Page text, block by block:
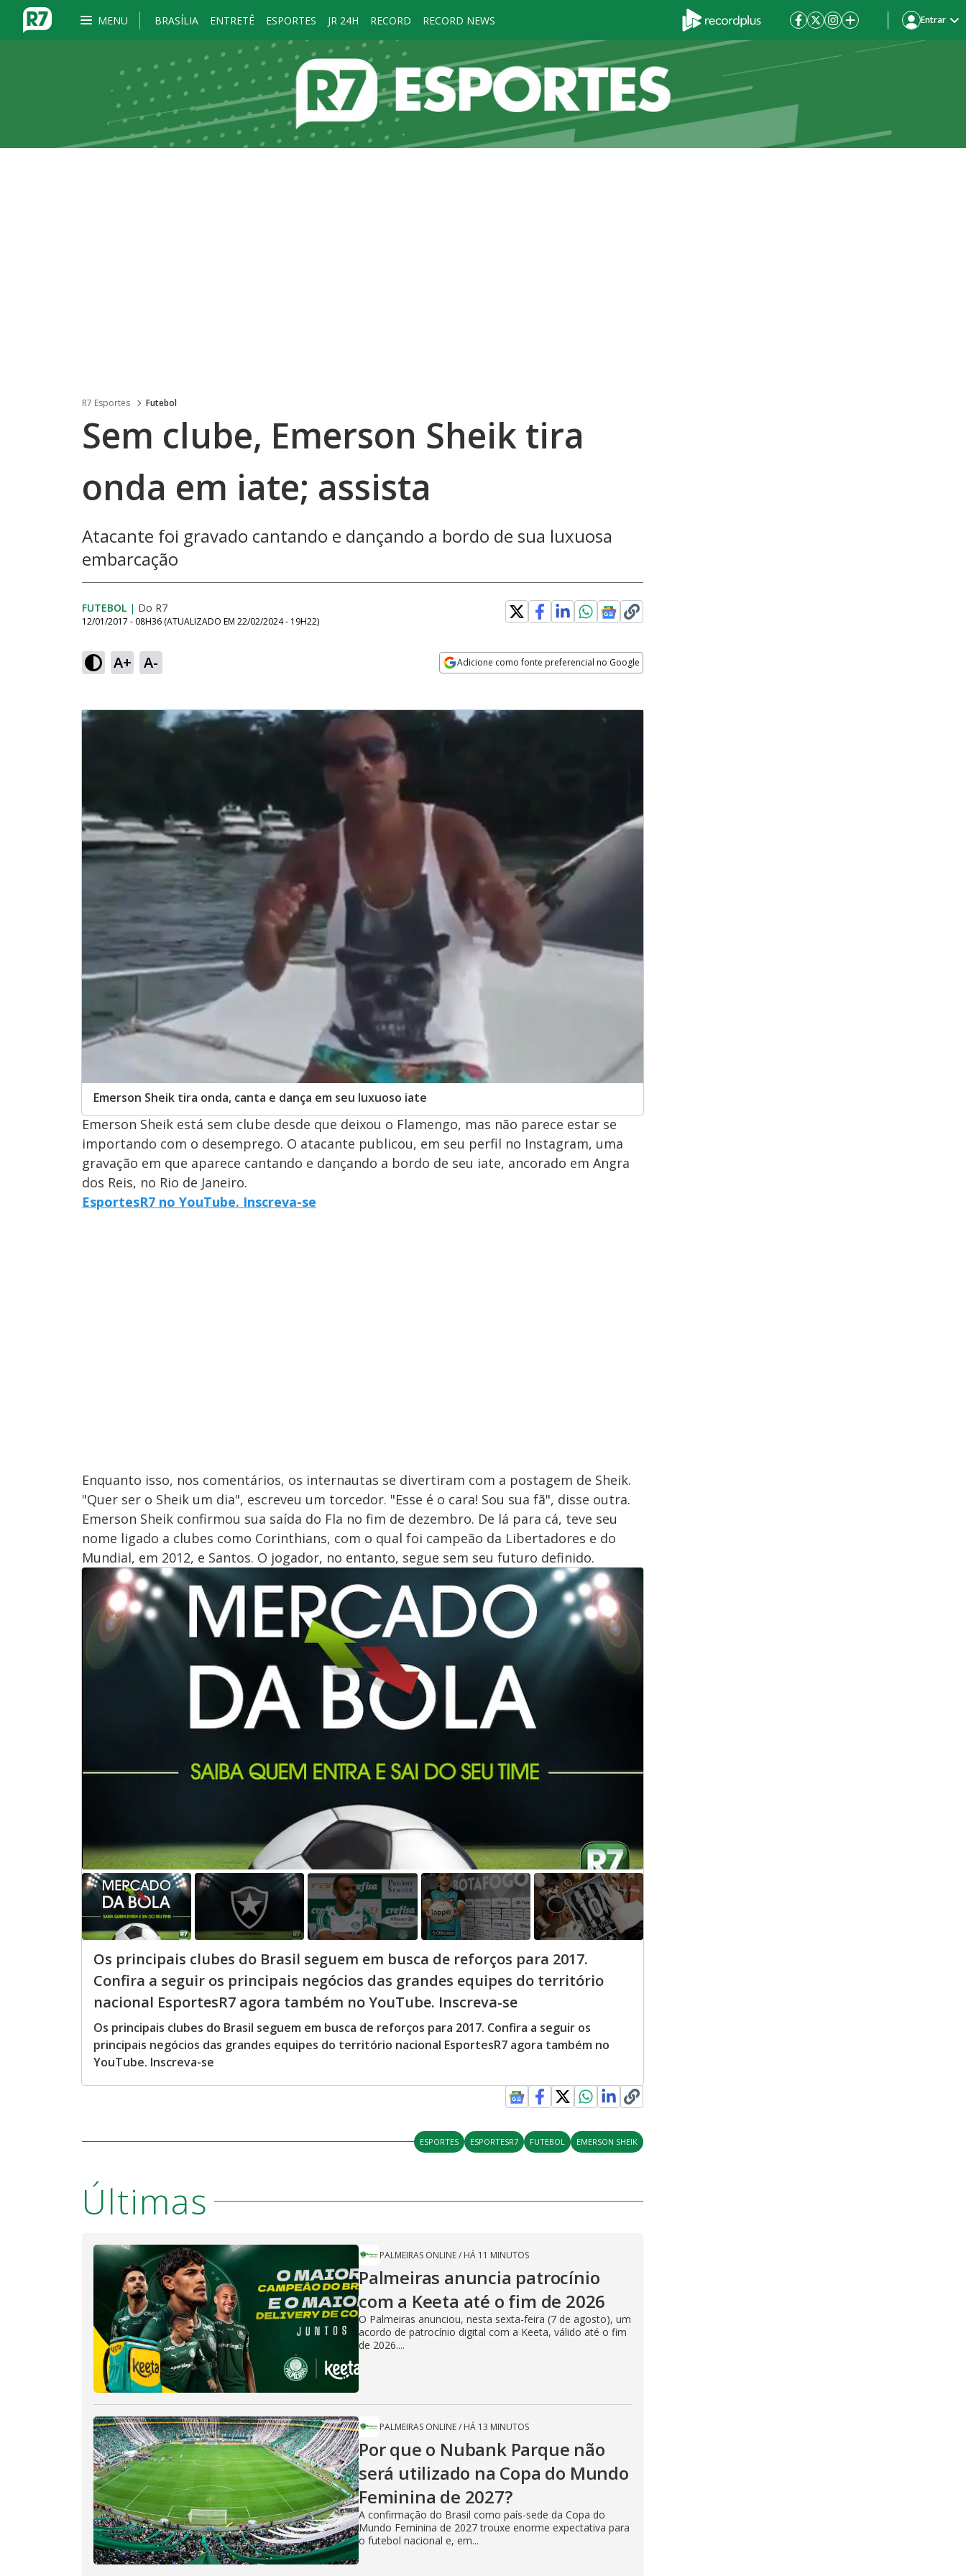
MENU BRASÍLIA ENTRETÊ ESPORTES JR 24H RECORD RECORD NEWS Entrar
R7 Esportes Futebol
Sem clube, Emerson Sheik tira
onda em iate; assista
Atacante foi gravado cantando e dançando a bordo de sua luxuosa
embarcação
FUTEBOL | Do R7
12/01/2017 - 08H36 (ATUALIZADO EM 22/02/2024 - 19H22)
A+ A- Adicione como fonte preferencial no Google
Emerson Sheik tira onda, canta e dança em seu luxuoso iate
Emerson Sheik está sem clube desde que deixou o Flamengo, mas não parece estar se
importando com o desemprego. O atacante publicou, em seu perfil no Instagram, uma
gravação em que aparece cantando e dançando a bordo de seu iate, ancorado em Angra
dos Reis, no Rio de Janeiro.
EsportesR7 no YouTube. Inscreva-se
Enquanto isso, nos comentários, os internautas se divertiram com a postagem de Sheik.
"Quer ser o Sheik um dia", escreveu um torcedor. "Esse é o cara! Sou sua fã", disse outra.
Emerson Sheik confirmou sua saída do Fla no fim de dezembro. De lá para cá, teve seu
nome ligado a clubes como Corinthians, com o qual foi campeão da Libertadores e do
Mundial, em 2012, e Santos. O jogador, no entanto, segue sem seu futuro definido.
Os principais clubes do Brasil seguem em busca de reforços para 2017.
Confira a seguir os principais negócios das grandes equipes do território
nacional EsportesR7 agora também no YouTube. Inscreva-se
Os principais clubes do Brasil seguem em busca de reforços para 2017. Confira a seguir os
principais negócios das grandes equipes do território nacional EsportesR7 agora também no
YouTube. Inscreva-se
ESPORTES ESPORTESR7 FUTEBOL EMERSON SHEIK
Últimas
PALMEIRAS ONLINE/ HÁ 11 MINUTOS
Palmeiras anuncia patrocínio
com a Keeta até o fim de 2026
O Palmeiras anunciou, nesta sexta-feira (7 de agosto), um
acordo de patrocínio digital com a Keeta, válido até o fim
de 2026....
PALMEIRAS ONLINE/ HÁ 13 MINUTOS
Por que o Nubank Parque não
será utilizado na Copa do Mundo
Feminina de 2027?
A confirmação do Brasil como país-sede da Copa do
Mundo Feminina de 2027 trouxe enorme expectativa para
o futebol nacional e, em...